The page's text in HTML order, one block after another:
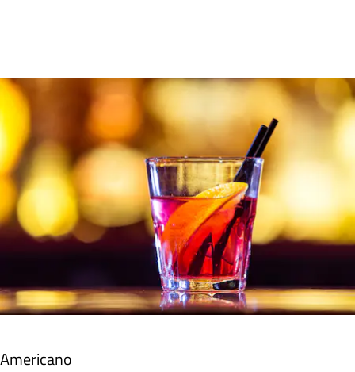
Americano